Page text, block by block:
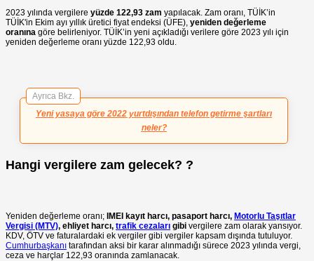
2023 yılında vergilere yüzde 122,93 zam yapılacak. Zam oranı, TÜİK’in
TÜİK'in Ekim ayı yıllık üretici fiyat endeksi (ÜFE), yeniden değerleme
oranına göre belirleniyor. TÜİK’in yeni açıkladığı verilere göre 2023 yılı için
yeniden değerleme oranı yüzde 122,93 oldu.
Ayrıca Bkz.
Yeni yasaya göre 2022 yurtdışından telefon getirme şartları
neler?
Hangi vergilere zam gelecek? ?
Yeniden değerleme oranı; IMEI kayıt harcı, pasaport harcı, Motorlu Taşıtlar
Vergisi (MTV), ehliyet harcı, trafik cezaları gibi vergilere zam olarak yansıyor.
KDV, ÖTV ve faturalardaki ek vergiler gibi vergiler kapsam dışında tutuluyor.
Cumhurbaşkanı tarafından aksi bir karar alınmadığı sürece 2023 yılında vergi,
ceza ve harçlar 122,93 oranında zamlanacak.